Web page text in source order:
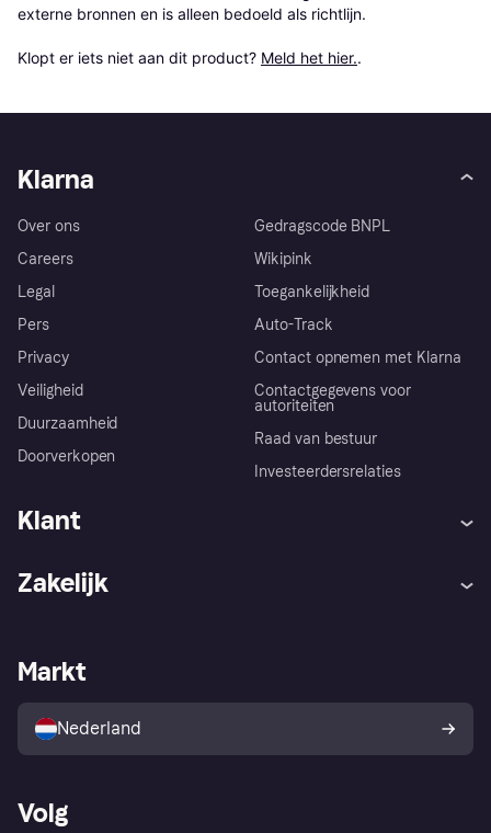
externe bronnen en is alleen bedoeld als richtlijn.
Klopt er iets niet aan dit product? Meld het hier..
Klarna
Over ons
Careers
Legal
Pers
Privacy
Veiligheid
Duurzaamheid
Doorverkopen
Gedragscode BNPL
Wikipink
Toegankelijkheid
Auto-Track
Contact opnemen met Klarna
Contactgegevens voor
autoriteiten
Raad van bestuur
Investeerdersrelaties
Klant
Winkeloverzicht
Kopersbescherming voor
consumenten
Zakelijk
Zakelijke login
Markt
Nederland
Volg